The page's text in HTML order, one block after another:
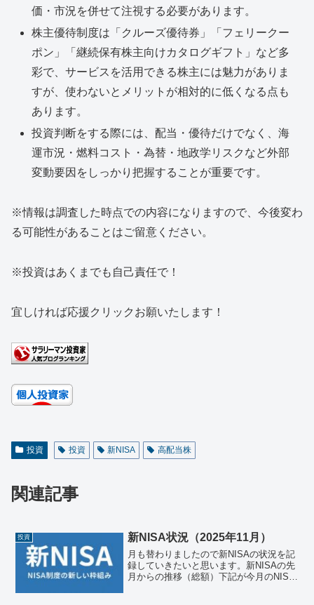
価・市況を併せて注視する必要があります。
株主優待制度は「クルーズ優待券」「フェリークー
ポン」「継続保有株主向けカタログギフト」など多
彩で、サービスを活用できる株主には魅力がありま
すが、使わないとメリットが相対的に低くなる点も
あります。
投資判断をする際には、配当・優待だけでなく、海
運市況・燃料コスト・為替・地政学リスクなど外部
変動要因をしっかり把握することが重要です。
※情報は調査した時点での内容になりますので、今後変わ
る可能性があることはご留意ください。
※投資はあくまでも自己責任で！
宜しければ応援クリックお願いたします！
投資 投資 新NISA 高配当株
関連記事
投資 新NISA状況（2025年11月）
月も替わりましたので新NISAの状況を記
録していきたいと思います。新NISAの先
月からの推移（総額）下記が今月のNISA